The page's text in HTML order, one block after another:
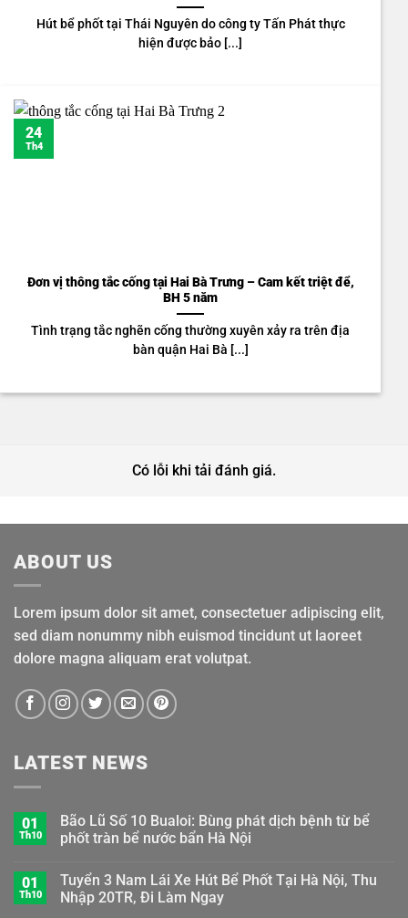
Hút bể phốt tại Thái Nguyên do công ty Tấn Phát thực
hiện được bảo [...]
Đơn vị thông tắc cống tại Hai Bà Trưng – Cam kết triệt để,
BH 5 năm
Tình trạng tắc nghẽn cống thường xuyên xảy ra trên địa
bàn quận Hai Bà [...]
24
Th4
Có lỗi khi tải đánh giá.
ABOUT US
Lorem ipsum dolor sit amet, consectetuer adipiscing elit,
sed diam nonummy nibh euismod tincidunt ut laoreet
dolore magna aliquam erat volutpat.
LATEST NEWS
01
Th10
Bão Lũ Số 10 Bualoi: Bùng phát dịch bệnh từ bể
phốt tràn bể nước bẩn Hà Nội
01
Th10
Tuyển 3 Nam Lái Xe Hút Bể Phốt Tại Hà Nội, Thu
Nhập 20TR, Đi Làm Ngay